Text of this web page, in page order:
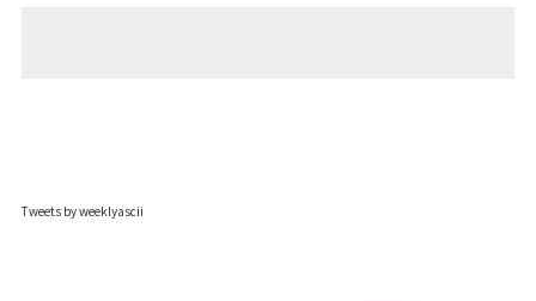
Tweets by weeklyascii